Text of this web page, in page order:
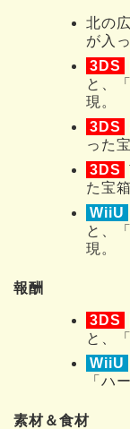
北の
が入
3DS
と、
現。
3DS
った
3DS
た宝
WiiU
と、
現。
報酬
3DS
と、
WiiU
「ハ
素材＆食材